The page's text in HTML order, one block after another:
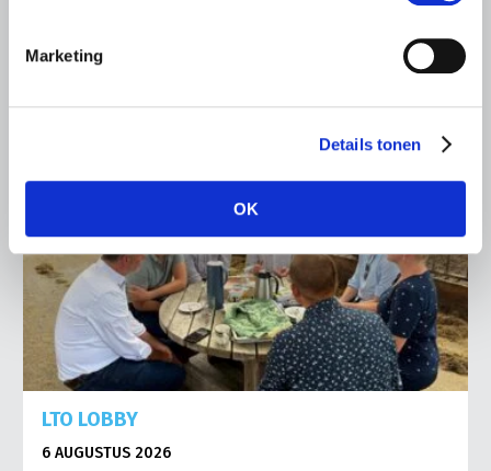
Marketing
Details tonen
OK
Lees meer
LTO LOBBY
6 AUGUSTUS 2026